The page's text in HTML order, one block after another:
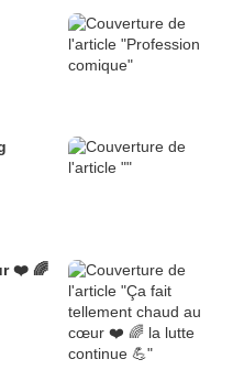
❤️ 🌈